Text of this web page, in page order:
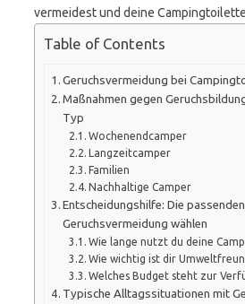
vermeidest und deine
Table of Contents
Geruchsvermeidung bei
Maßnahmen gegen
Typ
Wochenendcamper
Langzeitcamper
Familien
Nachhaltige Camper
Entscheidungshilfe: Die
Geruchsvermeidung wählen
Wie lange nutzt du deine
Wie wichtig ist dir
Welches Budget steht zur
Typische Alltagssituationen mit